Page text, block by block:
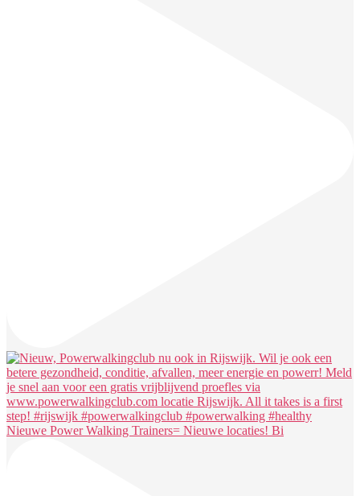
Nieuwe Power Walking Trainers= Nieuwe locaties! Bi